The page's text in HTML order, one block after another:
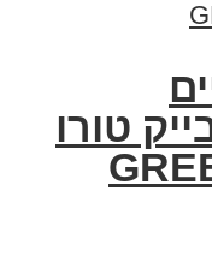
טורו